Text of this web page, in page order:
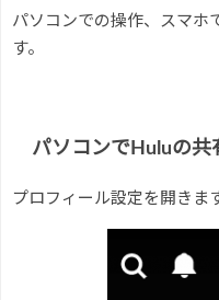
パソコンでの操作、スマホ
す。
パソコンでHuluの共
プロフィール設定を開きま